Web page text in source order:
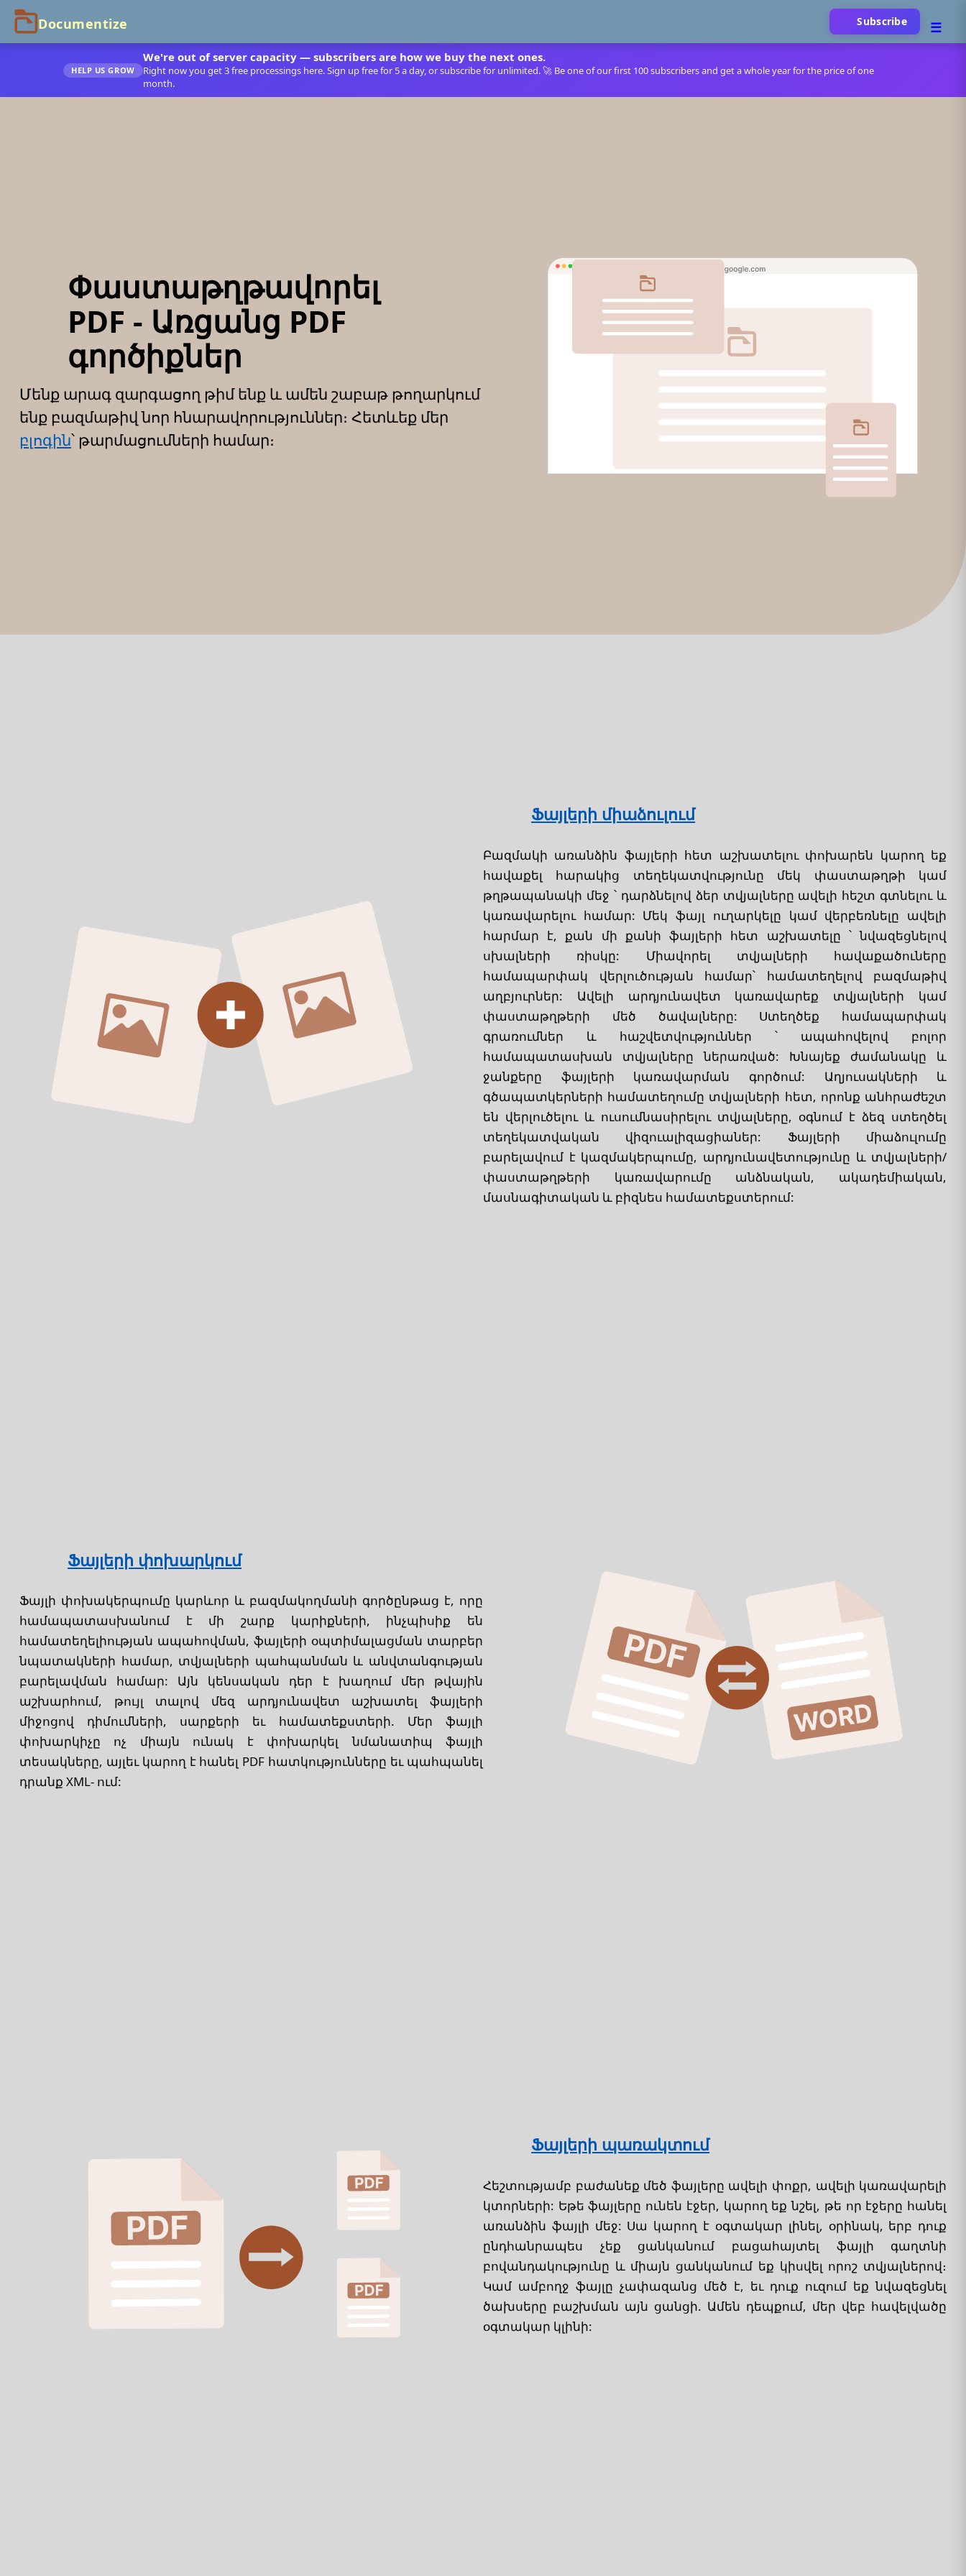
Subscribe
HELP US GROW
We're out of server capacity — subscribers are how we buy the next ones.
Right now you get 3 free processings here. Sign up free for 5 a day, or subscribe for unlimited. 🚀 Be one of our first 100 subscribers and get a whole year for the price of one
month.
Փաստաթղթավորել
PDF - Առցանց PDF
գործիքներ
Մենք արագ զարգացող թիմ ենք և ամեն շաբաթ թողարկում
ենք բազմաթիվ նոր հնարավորություններ։ Հետևեք մեր
բլոգին՝ թարմացումների համար։
Ֆայլերի միաձուլում
Բազմակի առանձին ֆայլերի հետ աշխատելու փոխարեն կարող եք
հավաքել հարակից տեղեկատվությունը մեկ փաստաթղթի կամ
թղթապանակի մեջ ՝ դարձնելով ձեր տվյալները ավելի հեշտ գտնելու և
կառավարելու համար: Մեկ ֆայլ ուղարկելը կամ վերբեռնելը ավելի
հարմար է, քան մի քանի ֆայլերի հետ աշխատելը ՝ նվազեցնելով
սխալների ռիսկը: Միավորել տվյալների հավաքածուները
համապարփակ վերլուծության համար՝ համատեղելով բազմաթիվ
աղբյուրներ: Ավելի արդյունավետ կառավարեք տվյալների կամ
փաստաթղթերի մեծ ծավալները: Ստեղծեք համապարփակ
գրառումներ և հաշվետվություններ ՝ ապահովելով բոլոր
համապատասխան տվյալները ներառված: Խնայեք ժամանակը և
ջանքերը ֆայլերի կառավարման գործում: Աղյուսակների և
գծապատկերների համատեղումը տվյալների հետ, որոնք անհրաժեշտ
են վերլուծելու և ուսումնասիրելու տվյալները, օգնում է ձեզ ստեղծել
տեղեկատվական վիզուալիզացիաներ: Ֆայլերի միաձուլումը
բարելավում է կազմակերպումը, արդյունավետությունը և տվյալների/
փաստաթղթերի կառավարումը անձնական, ակադեմիական,
մասնագիտական և բիզնես համատեքստերում:
Ֆայլերի փոխարկում
Ֆայլի փոխակերպումը կարևոր և բազմակողմանի գործընթաց է, որը
համապատասխանում է մի շարք կարիքների, ինչպիսիք են
համատեղելիության ապահովման, ֆայլերի օպտիմալացման տարբեր
նպատակների համար, տվյալների պահպանման և անվտանգության
բարելավման համար: Այն կենսական դեր է խաղում մեր թվային
աշխարհում, թույլ տալով մեզ արդյունավետ աշխատել ֆայլերի
միջոցով դիմումների, սարքերի եւ համատեքստերի. Մեր ֆայլի
փոխարկիչը ոչ միայն ունակ է փոխարկել նմանատիպ ֆայլի
տեսակները, այլեւ կարող է հանել PDF հատկությունները եւ պահպանել
դրանք XML- ում:
Ֆայլերի պառակտում
Հեշտությամբ բաժանեք մեծ ֆայլերը ավելի փոքր, ավելի կառավարելի
կտորների: Եթե ֆայլերը ունեն էջեր, կարող եք նշել, թե որ էջերը հանել
առանձին ֆայլի մեջ: Սա կարող է օգտակար լինել, օրինակ, երբ դուք
ընդհանրապես չեք ցանկանում բացահայտել ֆայլի գաղտնի
բովանդակությունը և միայն ցանկանում եք կիսվել որոշ տվյալներով։
Կամ ամբողջ ֆայլը չափազանց մեծ է, եւ դուք ուզում եք նվազեցնել
ծախսերը բաշխման այն ցանցի. Ամեն դեպքում, մեր վեբ հավելվածը
օգտակար կլինի: